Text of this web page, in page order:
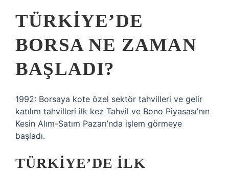
TÜRKIYE’DE
BORSA NE ZAMAN
BAŞLADI?
1992: Borsaya kote özel sektör tahvilleri ve gelir
katılım tahvilleri ilk kez Tahvil ve Bono Piyasası’nın
Kesin Alım-Satım Pazarı’nda işlem görmeye
başladı.
TÜRKIYE’DE ILK